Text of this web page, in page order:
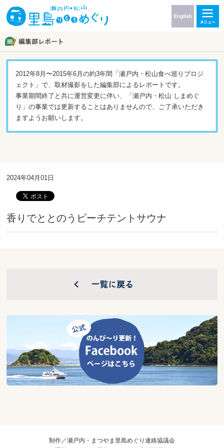
2012年8月〜2015年6月の約3年間「瀬戸内・松山食べ巡りプロジ
ェクト」で、取材撮影をした編集部によるレポートです。
事業期間終了と共に運営変更に伴い、「瀬戸内・松山 しまめぐ
り」の事業では更新することはありませんので、ご了承いただき
ますようお願いします。
2024年04月01日
香りでととのうビーチテントサウナ
制作／瀬戸内・まつやま里島めぐり連絡協議会